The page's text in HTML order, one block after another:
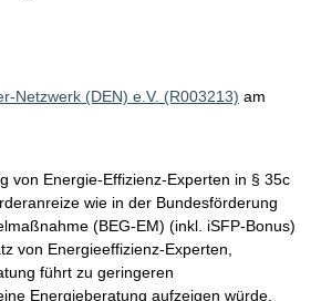
Netzwerk (DEN) e.V. (R003213) am
von Energie-Effizienz-Experten in § 35c
wie in der Bundesförderung
(BEG-EM) (inkl. iSFP-Bonus)
von Energieeffizienz-Experten,
führt zu geringeren
Energieberatung aufzeigen würde,